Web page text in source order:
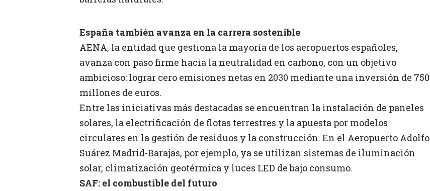
España también avanza en la carrera sostenible
AENA, la entidad que gestiona la mayoría de los aeropuertos españoles,
avanza con paso firme hacia la neutralidad en carbono, con un objetivo
ambicioso: lograr cero emisiones netas en 2030 mediante una inversión de 750
millones de euros.
Entre las iniciativas más destacadas se encuentran la instalación de paneles
solares, la electrificación de flotas terrestres y la apuesta por modelos
circulares en la gestión de residuos y la construcción. En el Aeropuerto Adolfo
Suárez Madrid-Barajas, por ejemplo, ya se utilizan sistemas de iluminación
solar, climatización geotérmica y luces LED de bajo consumo.
SAF: el combustible del futuro